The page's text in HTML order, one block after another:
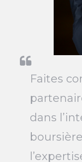
Faites
dans